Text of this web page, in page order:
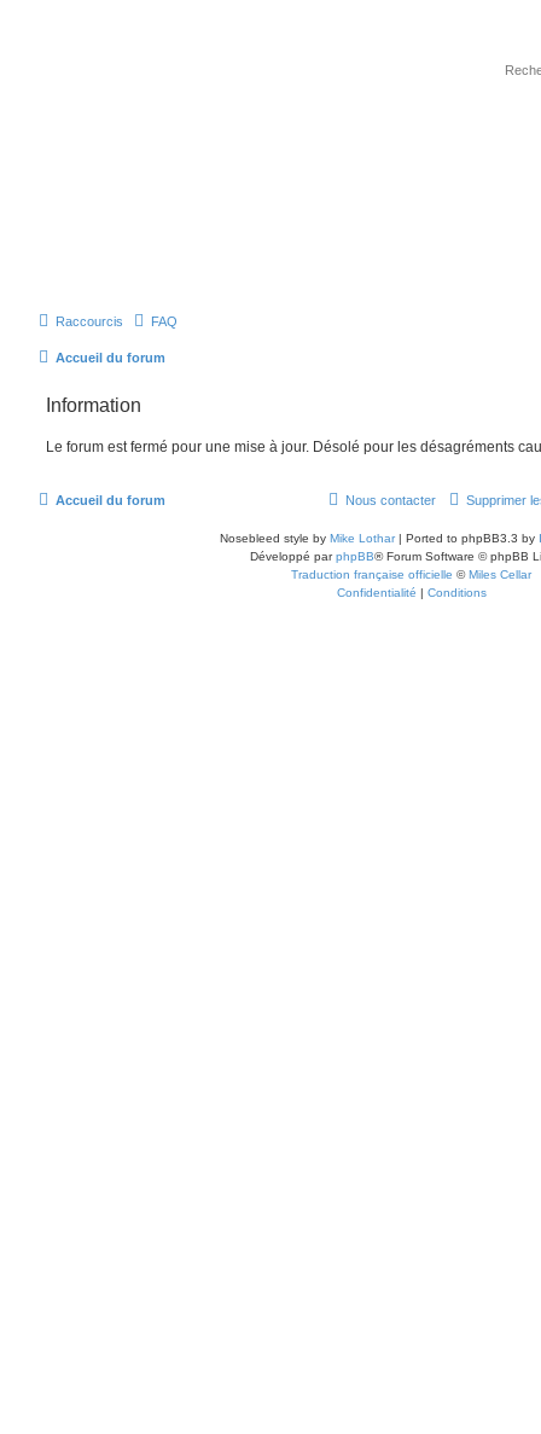
Raccourcis FAQ
Accueil du forum
Information
Le forum est fermé pour une mise à jour. Désolé pour les désagréments
Accueil du forum Supprimer
Nous contacter
Nosebleed style by Mike Lothar| Ported to phpBB3.3 by
Développé parphpBB® Forum Software © phpBB
Traduction française officielle ©Miles Cellar
Confidentialité | Conditions